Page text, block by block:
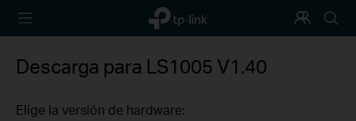
TP-Link,
Reliably
Programa
de
Descarga para LS1005 V1.40
Elige la versión de hardware: